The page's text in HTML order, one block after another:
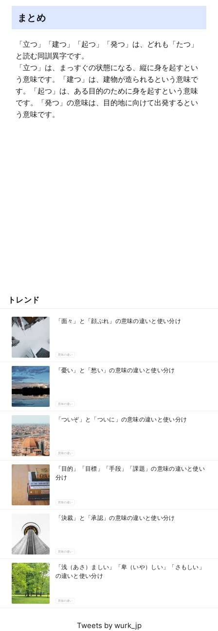
まとめ
「立つ」「建つ」「起つ」「発つ」は、どれも「たつ」
と読む同訓異字です。
「立つ」は、まっすぐの状態になる、縦に身を起すとい
う意味です。「建つ」は、建物が造られるという意味で
す。「起つ」は、ある目的のために身を起すという意味
です。「発つ」の意味は、目的地に向けて出発するとい
う意味です。
トレンド
「面々」と「顔ぶれ」の意味の違いと使い分け
意味の違い
「憂い」と「愁い」の意味の違いと使い分け
意味の違い
「ついぞ」と「ついに」の意味の違いと使い分け
意味の違い
「目的」「目標」「手段」「課題」の意味の違いと使い
分け
意味の違い
「決裁」と「承認」の意味の違いと使い分け
意味の違い
「浅（あさ）ましい」「卑（いや）しい」「さもしい」
の違いと使い分け
意味の違い
Tweets by wurk_jp